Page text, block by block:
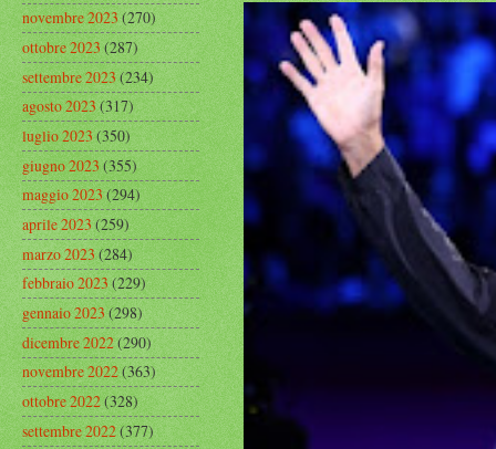
novembre 2023(270)
ottobre 2023(287)
settembre 2023(234)
agosto 2023(317)
luglio 2023(350)
giugno 2023(355)
maggio 2023(294)
aprile 2023(259)
marzo 2023(284)
febbraio 2023(229)
gennaio 2023(298)
dicembre 2022(290)
novembre 2022(363)
ottobre 2022(328)
settembre 2022(377)